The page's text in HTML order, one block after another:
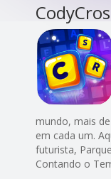
mundo, mais
em cada um.
futurista,
Contando o